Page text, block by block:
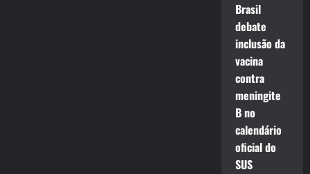
Brasil
debate
inclusão da
vacina
contra
meningite
B no
calendário
oficial do
SUS